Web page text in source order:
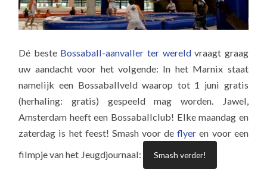
Dé beste Bossaball-aanvaller ter wereldvraagt graag
uw aandacht voor het volgende: In het Marnix staat
namelijk een Bossaballveld waarop tot 1 juni gratis
(herhaling: gratis) gespeeld mag worden. Jawel,
Amsterdam heeft een Bossaballclub! Elke maandag en
zaterdag is het feest! Smash voor deflyer en voor een
filmpje van het Jeugdjournaal:
Smash verder!